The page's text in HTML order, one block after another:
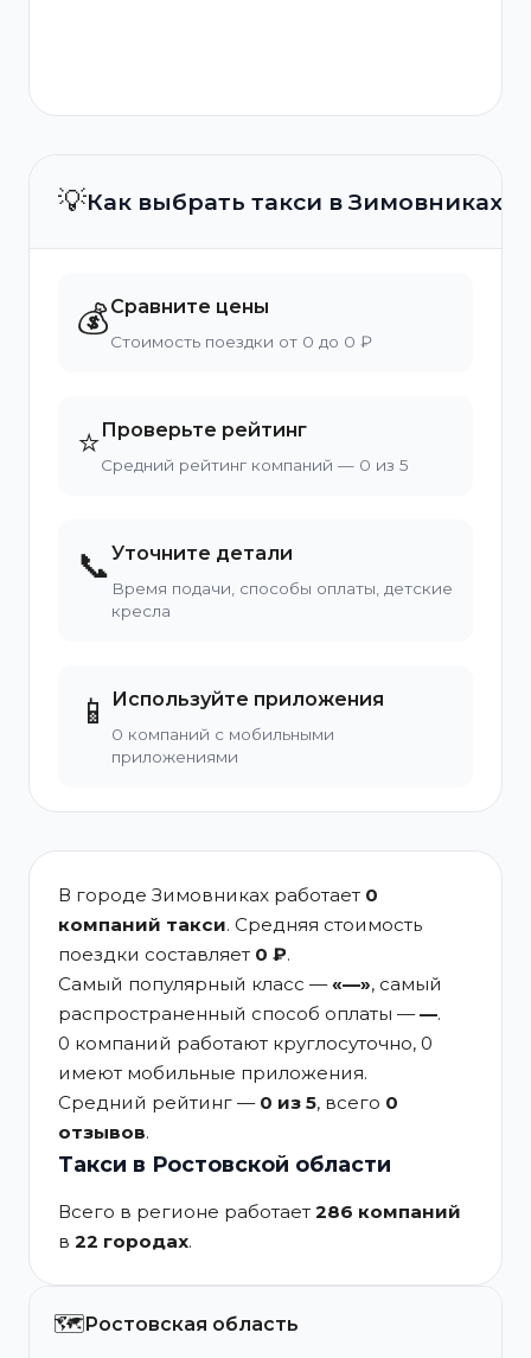
💡Как выбрать такси в Зимовниках?
💰Сравните цены
Стоимость поездки от 0 до 0 ₽
⭐Проверьте рейтинг
Средний рейтинг компаний — 0 из 5
📞Уточните детали
Время подачи, способы оплаты, детские
кресла
📱 Используйте приложения
0 компаний с мобильными
приложениями
В городе Зимовниках работает 0
компаний такси. Средняя стоимость
поездки составляет 0 ₽.
Самый популярный класс —«—», самый
распространенный способ оплаты ——.
0 компаний работают круглосуточно, 0
имеют мобильные приложения.
Средний рейтинг — 0 из 5, всего 0
отзывов.
Такси в Ростовской области
Всего в регионе работает 286 компаний
в 22 городах.
🗺️Ростовская область